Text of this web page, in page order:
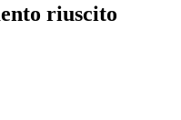
riuscito